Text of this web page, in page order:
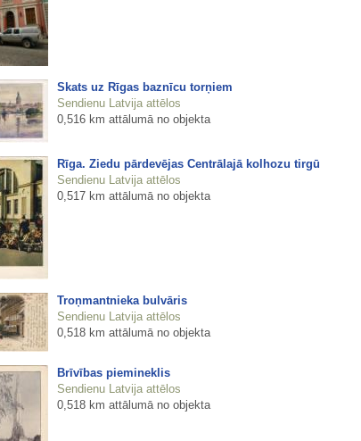
Skats uz Rīgas baznīcu torņiem
Sendienu Latvija attēlos
0,516 km attālumā no objekta
Rīga. Ziedu pārdevējas Centrālajā kolhozu tirgū
Sendienu Latvija attēlos
0,517 km attālumā no objekta
Troņmantnieka bulvāris
Sendienu Latvija attēlos
0,518 km attālumā no objekta
Brīvības piemineklis
Sendienu Latvija attēlos
0,518 km attālumā no objekta